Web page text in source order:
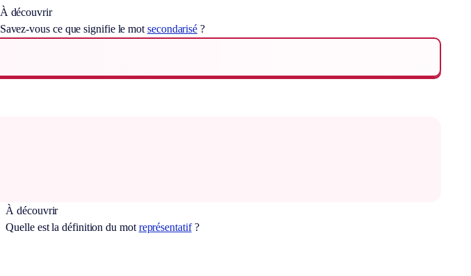
À découvrir
Savez-vous ce que signifie le motsecondarisé ?
À découvrir
Quelle est la définition du mot représentatif?